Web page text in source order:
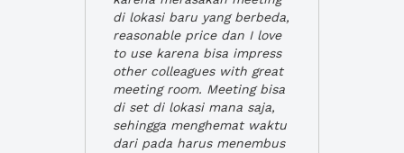
di lokasi baru yang berbeda,
reasonable price dan I love
to use karena bisa impress
other colleagues with great
meeting room. Meeting bisa
di set di lokasi mana saja,
sehingga menghemat waktu
dari pada harus menembus